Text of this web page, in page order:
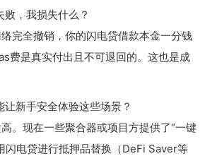
，我损失什么？
完全撤销，你的闪电贷借款本金一分钱
费是真实付出且不可退回的。这也是成
新手安全体验这些场景？
。现在一些聚合器或项目方提供了“一键
闪电贷进行抵押品替换（DeFi Saver等